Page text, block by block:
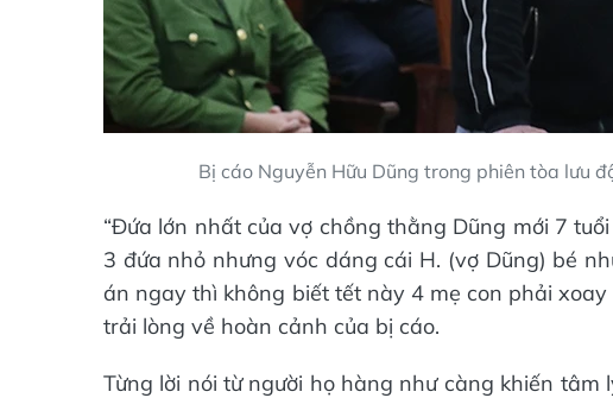
Bị cáo Nguyễn Hữu Dũng trong phiên tòa lưu
“Đứa lớn nhất của vợ chồng thằng Dũng mới 7
3 đứa nhỏ nhưng vóc dáng cái H. (vợ Dũng) bé
án ngay thì không biết tết này 4 mẹ con phải
trải lòng về hoàn cảnh của bị cáo.
Từng lời nói từ người họ hàng như càng khiến